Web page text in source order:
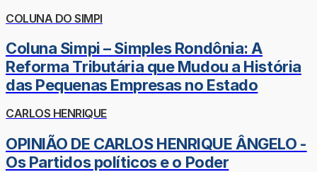
COLUNA DO SIMPI
Coluna Simpi – Simples Rondônia: A
Reforma Tributária que Mudou a História
das Pequenas Empresas no Estado
CARLOS HENRIQUE
OPINIÃO DE CARLOS HENRIQUE ÂNGELO -
Os Partidos políticos e o Poder